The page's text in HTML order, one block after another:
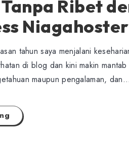
Ribet
Niagahoster
tahun saya menjalani
di blog dan kini makin
maupun pengalaman, dan…